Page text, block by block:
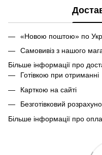
«Новою поштою» по
Самовивіз з нашого
Більше інформації про
Готівкою при отриманні
Карткою на сайті
Безготівковий
Більше інформації про